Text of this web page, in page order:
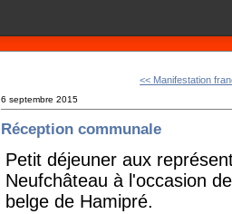
<< Manifestation
6 septembre 2015
Réception communale
Petit déjeuner aux
Neufchâteau à l'occasion
belge de Hamipré.